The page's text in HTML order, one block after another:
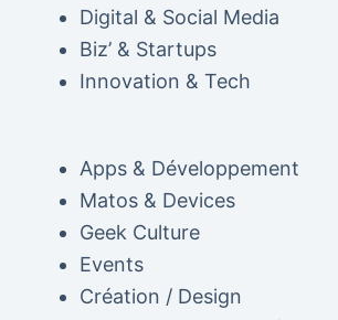
Digital & Social Media
Biz’ & Startups
Innovation & Tech
Apps & Développement
Matos & Devices
Geek Culture
Events
Création / Design